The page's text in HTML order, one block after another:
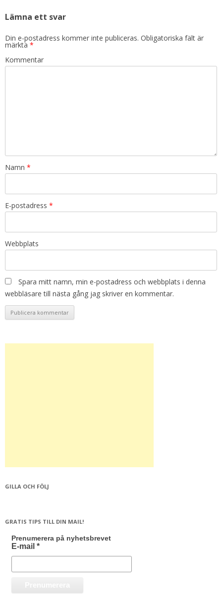
Lämna ett svar
Din e-postadress kommer inte publiceras. Obligatoriska fält är
märkta *
Kommentar
Namn *
E-postadress *
Webbplats
Spara mitt namn, min e-postadress och webbplats i denna
webbläsare till nästa gång jag skriver en kommentar.
GILLA OCH FÖLJ
GRATIS TIPS TILL DIN MAIL!
Prenumerera på nyhetsbrevet
E-mail *